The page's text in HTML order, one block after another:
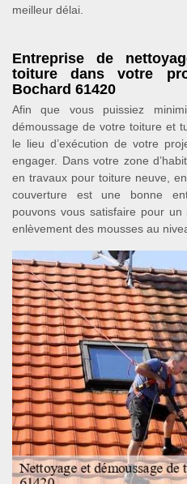
meilleur délai.
Entreprise de
toiture dans votre
Bochard 61420
Afin que vous puissiez
démoussage de votre toiture et
le lieu d’exécution de votre
engager. Dans votre zone
en travaux pour toiture neuve,
couverture est une bonne
pouvons vous satisfaire pour
enlèvement des mousses au